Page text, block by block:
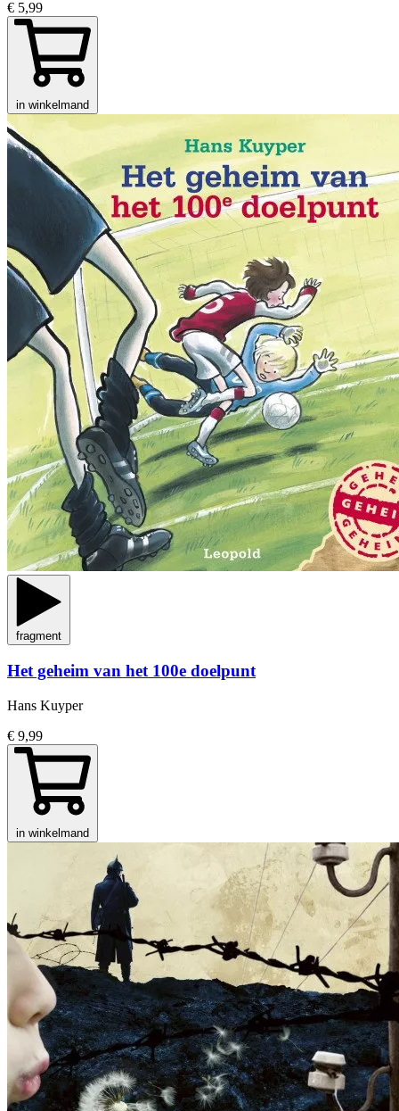
€ 5,99
in winkelmand
fragment
Het geheim van het 100e doelpunt
Hans Kuyper
€ 9,99
in winkelmand